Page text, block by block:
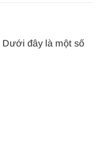
Dưới đây là một số